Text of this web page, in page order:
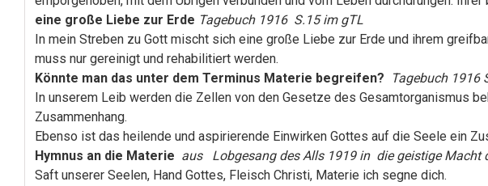
eine große Liebe zur Erde Tagebuch 1916 S.15 im gTL
In mein Streben zu Gott mischt sich eine große Liebe zur Erde und ihrem
muss nur gereinigt und rehabilitiert werden.
Könnte man das unter dem Terminus Materie begreifen?
Tagebuch 1916
In unserem Leib werden die Zellen von den Gesetze des Gesamtorganismus
Zusammenhang.
Ebenso ist das heilende und aspirierende Einwirken Gottes auf die Seele ein
Hymnus an die Materie aus Lobgesang des Alls 1919 in die geistige Macht
Saft unserer Seelen, Hand Gottes, Fleisch Christi, Materie ich segne dich.